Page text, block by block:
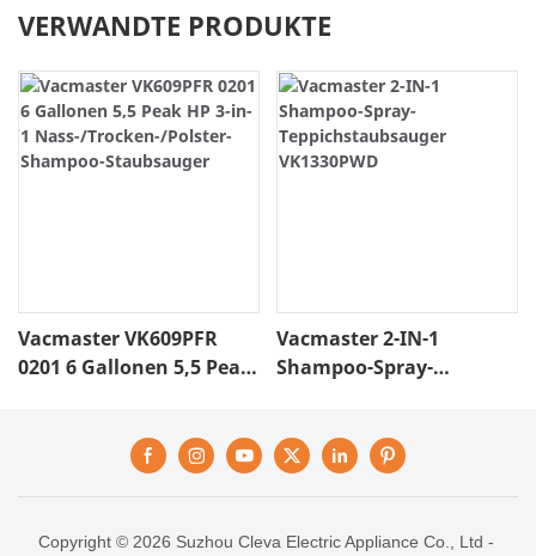
VERWANDTE PRODUKTE
Vacmaster VK609PFR
0201 6 Gallonen 5,5 Peak
Shampoo-Staubsauger
Vacmaster 2-IN-1
Shampoo-Spray-
Copyright © 2026 Suzhou Cleva Electric Appliance Co., Ltd -